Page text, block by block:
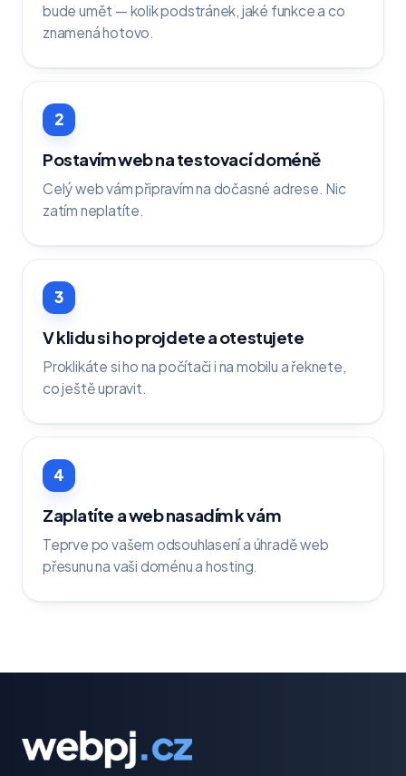
bude umět — kolik podstránek, jaké funkce a co
znamená hotovo.
2
Postavím web na testovací doméně
Celý web vám připravím na dočasné adrese. Nic
zatím neplatíte.
3
V klidu si ho projdete a otestujete
Proklikáte si ho na počítači i na mobilu a řeknete,
co ještě upravit.
4
Zaplatíte a web nasadím k vám
Teprve po vašem odsouhlasení a úhradě web
přesunu na vaši doménu a hosting.